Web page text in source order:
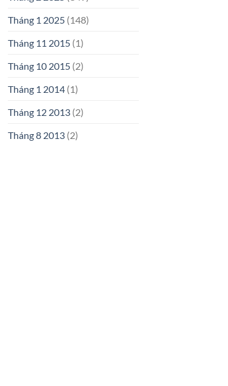
Tháng 1 2025(148)
Tháng 11 2015(1)
Tháng 10 2015(2)
Tháng 1 2014(1)
Tháng 12 2013(2)
Tháng 8 2013(2)